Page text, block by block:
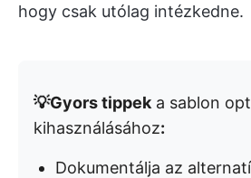
hogy csak utólag intézkedne.
💡Gyors tippek a sablon
kihasználásához:
Dokumentálja az